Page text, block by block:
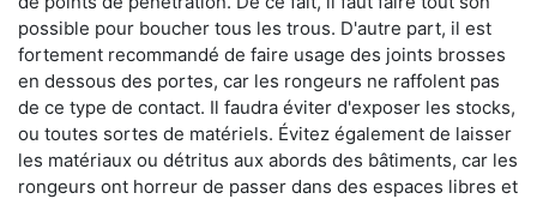
possible pour boucher tous les trous. D'autre part, il est
fortement recommandé de faire usage des joints brosses
en dessous des portes, car les rongeurs ne raffolent pas
de ce type de contact. Il faudra éviter d'exposer les stocks,
ou toutes sortes de matériels. Évitez également de laisser
les matériaux ou détritus aux abords des bâtiments, car les
rongeurs ont horreur de passer dans des espaces libres et